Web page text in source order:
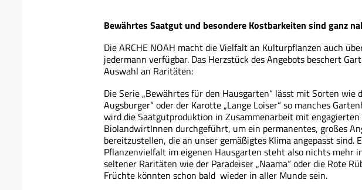
Bewährtes Saatgut und besondere Kostbarkeiten sind ganz
Die ARCHE NOAH macht die Vielfalt an Kulturpflanzen auch
jedermann verfügbar. Das Herzstück des Angebots beschert
Auswahl an Raritäten:
Die Serie „Bewährtes für den Hausgarten“ lässt mit Sorten wie
Augsburger“ oder der Karotte „Lange Loiser“ so manches
wird die Saatgutproduktion in Zusammenarbeit mit
BiolandwirtInnen durchgeführt, um ein permanentes, großes
bereitzustellen, die an unser gemäßigtes Klima angepasst sind.
Pflanzenvielfalt im eigenen Hausgarten steht also nichts mehr
seltener Raritäten wie der Paradeiser „Naama“ oder die Rote
Früchte könnten schon bald wieder in aller Munde sein.